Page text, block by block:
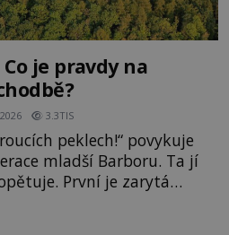
je pravdy na
3.3TIS
peklech!“ povykuje
mladší Barboru. Ta jí
První je zarytá
kališnice. A každá z
věží slavného hradu